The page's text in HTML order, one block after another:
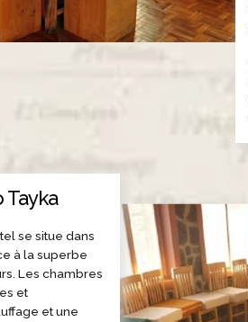
se situe dans
à la superbe
Les chambres
et
et une